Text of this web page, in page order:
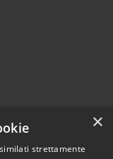
×
strettamente